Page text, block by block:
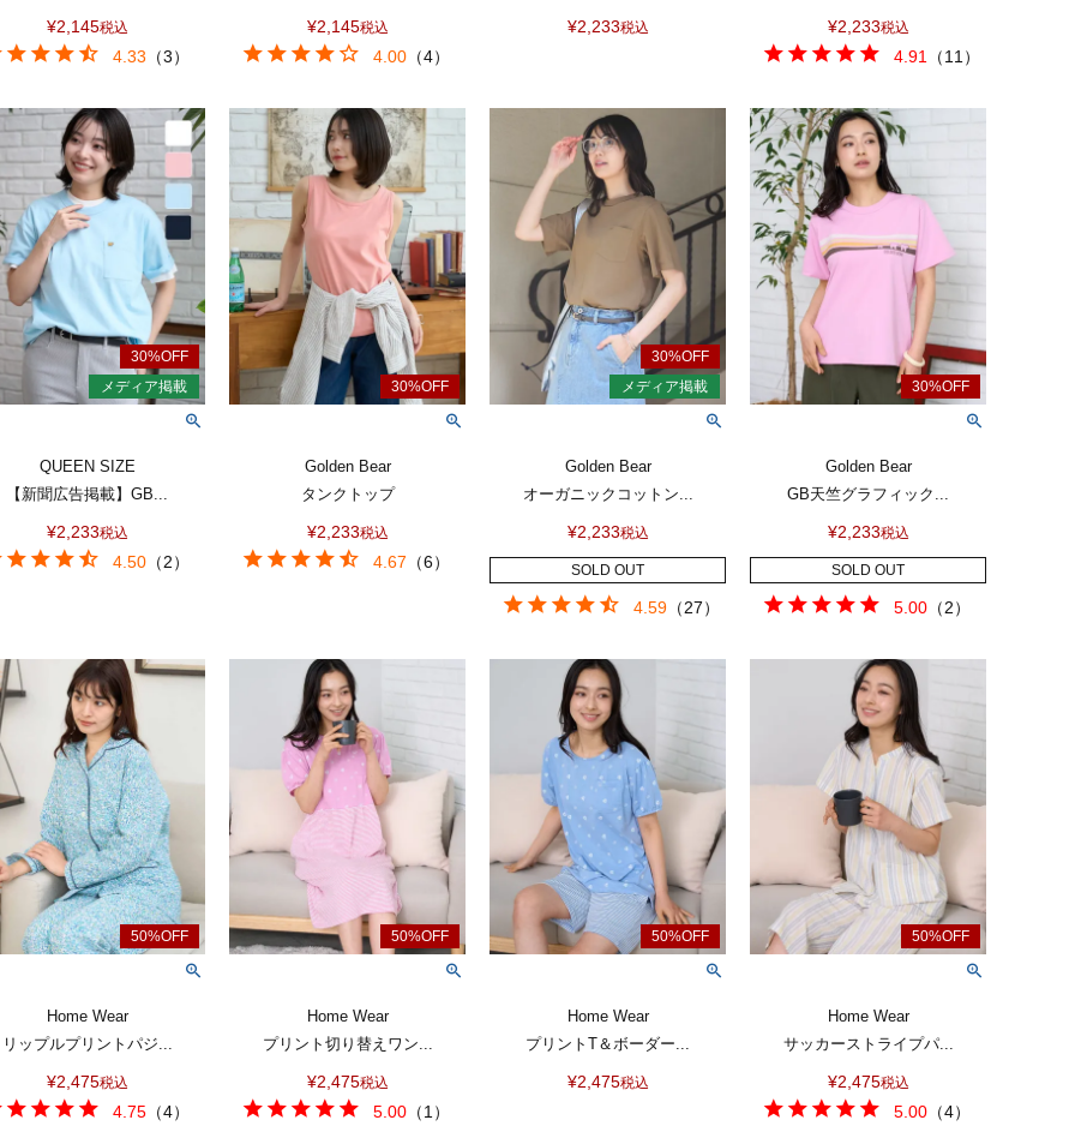
¥2,145税込
4.33 （3）
¥2,145税込
4.00 （4）
¥2,233税込 ¥2,233税込
4.91 （11）
QUEEN SIZE
【新聞広告掲載】GB...
¥2,233税込
4.50 （2）
Golden Bear
タンクトップ
¥2,233税込
4.67 （6）
Golden Bear
オーガニックコットン...
¥2,233税込
SOLD OUT
4.59 （27）
Golden Bear
GB天竺グラフィック...
¥2,233税込
SOLD OUT
5.00 （2）
Home Wear
リップルプリントパジ...
¥2,475税込
4.75 （4）
Home Wear
プリント切り替えワン...
¥2,475税込
5.00 （1 ）
Home Wear
プリントT＆ボーダー...
¥2,475税込
Home Wear
サッカーストライプパ...
¥2,475税込
5.00 （4）